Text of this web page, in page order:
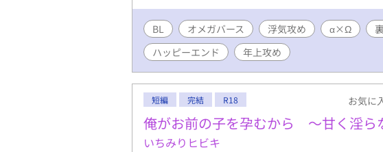
BL オメガバース 浮気攻め α×Ω
ハッピーエンド
年上攻め
短編 完結 R18 お気に
俺がお前の子を孕むから 〜甘く淫ら
いちみりヒビキ